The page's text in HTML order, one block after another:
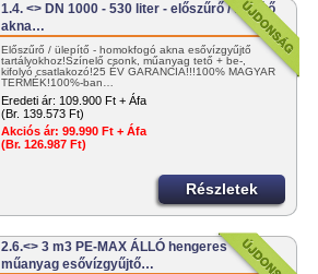
1.4. <> DN 1000 - 530 liter - előszűrő / ülepítő
akna…
Előszűrő / ülepítő - homokfogó akna esővízgyűjtő
tartályokhoz!Színelő csonk, műanyag tető + be-,
kifolyó csatlakozó!25 ÉV GARANCIA!!!100% MAGYAR
TERMÉK!100%-ban…
Eredeti ár: 109.900 Ft + Áfa
(Br. 139.573 Ft)
Akciós ár: 99.990 Ft + Áfa
(Br. 126.987 Ft)
Részletek
2.6.<> 3 m3 PE-MAX ÁLLÓ hengeres
műanyag esővízgyűjtő…